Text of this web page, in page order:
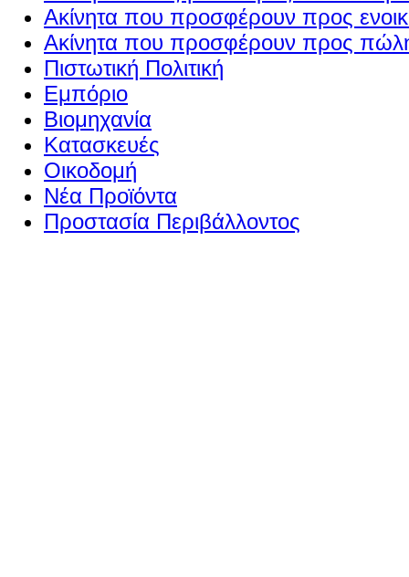
Ακίνητα που προσφέρουν προς
Ακίνητα που προσφέρουν προς
Πιστωτική Πολιτική
Εμπόριο
Βιομηχανία
Κατασκευές
Οικοδομή
Νέα Προϊόντα
Προστασία Περιβάλλοντος